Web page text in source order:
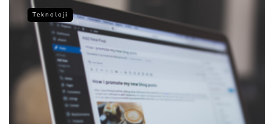
Teknoloji